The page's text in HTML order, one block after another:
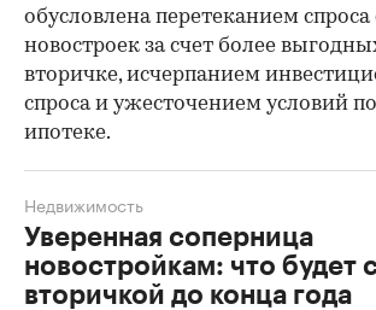
обусловлена перетеканием
новостроек за счет более
вторичке, исчерпанием
спроса и ужесточением условий
ипотеке.
Уверенная соперница
новостройкам: что будет
вторичкой до конца года
Недвижимость